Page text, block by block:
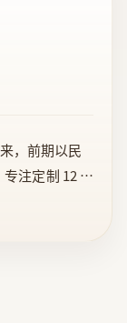
，前期以民
注定制 12 年
具定制。同